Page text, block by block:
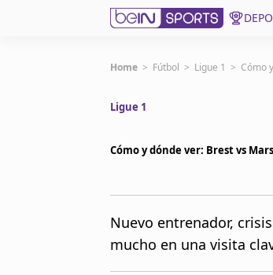
Get Bein
United States
Administrar notificaciones
Home > Fútbol > Ligue 1 > Cómo
Ligue 1
Cómo y dónde ver: Brest vs
Nuevo entrenador,
mucho en una visita